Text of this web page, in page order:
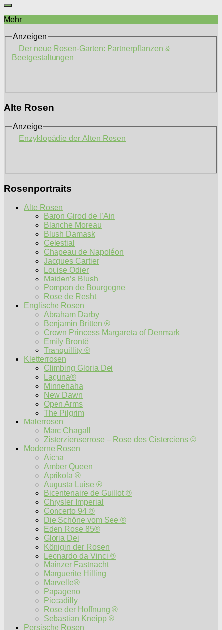
Mehr
Anzeigen
Der neue Rosen-Garten: Partnerpflanzen &
Beetgestaltungen
Alte Rosen
Anzeige
Enzyklopädie der Alten Rosen
Rosenportraits
Alte Rosen
Baron Girod de l’Ain
Blanche Moreau
Blush Damask
Celestial
Chapeau de Napoléon
Jacques Cartier
Louise Odier
Maiden’s Blush
Pompon de Bourgogne
Rose de Resht
Englische Rosen
Abraham Darby
Benjamin Britten ®
Crown Princess Margareta of Denmark
Emily Brontë
Tranquillity ®
Kletterrosen
Climbing Gloria Dei
Laguna®
Minnehaha
New Dawn
Open Arms
The Pilgrim
Malerrosen
Marc Chagall
Zisterzienserrose – Rose des Cisterciens ©
Moderne Rosen
Aicha
Amber Queen
Aprikola ®
Augusta Luise ®
Bicentenaire de Guillot ®
Chrysler Imperial
Concerto 94 ®
Die Schöne vom See ®
Eden Rose 85®
Gloria Dei
Königin der Rosen
Leonardo da Vinci ®
Mainzer Fastnacht
Marguerite Hilling
Marvelle®
Papageno
Piccadilly
Rose der Hoffnung ®
Sebastian Kneipp ®
Persische Rosen